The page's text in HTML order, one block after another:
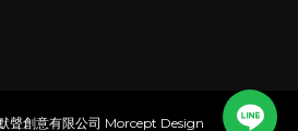
聲創意有限公司 Morcept Design